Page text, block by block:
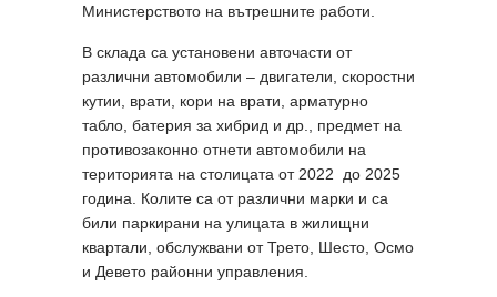
Министерството на вътрешните работи.
В склада са установени авточасти от
различни автомобили – двигатели, скоростни
кутии, врати, кори на врати, арматурно
табло, батерия за хибрид и др., предмет на
противозаконно отнети автомобили на
територията на столицата от 2022 до 2025
година. Колите са от различни марки и са
били паркирани на улицата в жилищни
квартали, обслужвани от Трето, Шесто, Осмо
и Девето районни управления.